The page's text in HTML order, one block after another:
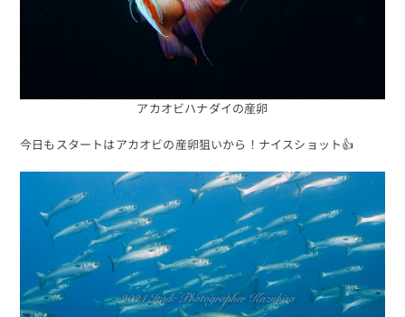
アカオビハナダイの産卵
今日もスタートはアカオビの産卵狙いから！ナイスショット👍